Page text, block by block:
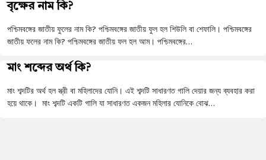
বৃক্ষের নাম কি?
পশ্চিমবঙ্গের জাতীয় ফুলের নাম কি? পশ্চিমবঙ্গের জাতীয় ফুল হল শিউলি বা শেফালি। পশ্চিমবঙ্গের
জাতীয় ফলের নাম কি? পশ্চিমবঙ্গের জাতীয় ফল হল আম। পশ্চিমবঙ্গের…
মাং শব্দের অর্থ কি?
মাং শব্দটির অর্থ হল স্ত্রী বা মহিলাদের যোনি। এই শব্দটি সাধারণত গালি দেয়ার জন্য ব্যবহার করা
হয়ে থাকে। মাং শব্দটি একটি গালি যা সাধারণত একজন মহিলার যোনিকে বোঝ…